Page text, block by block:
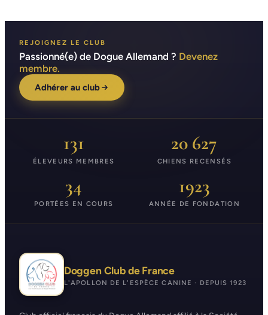
REJOIGNEZ LE CLUB
Passionné(e) de Dogue Allemand ? Devenez
membre.
Adhérer au club
131
ÉLEVEURS MEMBRES
20 627
CHIENS RECENSÉS
34
PORTÉES EN COURS
1923
ANNÉE DE FONDATION
Doggen Club de France
L'APOLLON DE L'ESPÈCE CANINE · DEPUIS 1923